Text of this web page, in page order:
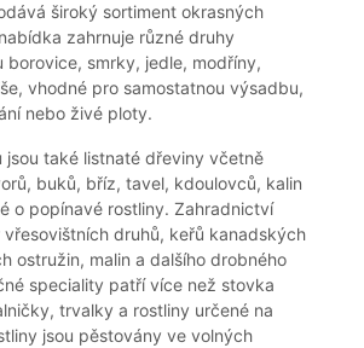
široký sortiment okrasných
zahrnuje různé druhy
borovice, smrky, jedle, modříny,
vhodné pro samostatnou výsadbu,
nebo živé ploty.
jsou také listnaté dřeviny včetně
buků, bříz, tavel, kdoulovců, kalin
o popínavé rostliny. Zahradnictví
druhů, keřů kanadských
ostružin, malin a dalšího drobného
speciality patří více než stovka
trvalky a rostliny určené na
jsou pěstovány ve volných